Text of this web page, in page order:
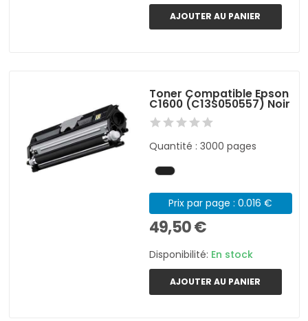
AJOUTER AU PANIER
Toner Compatible Epson
C1600 (C13S050557) Noir
Quantité : 3000 pages
Prix par page : 0.016 €
49,50 €
Disponibilité: En stock
AJOUTER AU PANIER